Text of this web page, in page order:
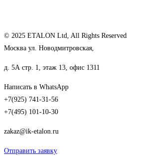
© 2025 ETALON Ltd, All Rights Reserved
Москва ул. Новодмитровская,
д. 5А стр. 1, этаж 13, офис 1311
Написать в WhatsApp
+7(925) 741-31-56
+7(495) 101-10-30
zakaz@ik-etalon.ru
Отправить заявку